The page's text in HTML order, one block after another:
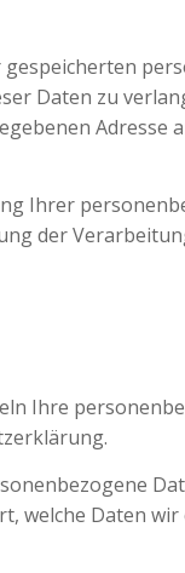
Daten zu
Adresse
Ihrer
der
Ihre
welche Daten